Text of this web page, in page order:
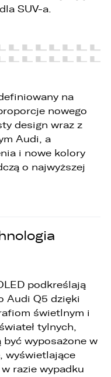
SUV-a.
na
nowego
design wraz z
Audi, a
i nowe kolory
o najwyższej
podkreślają
Audi Q5 dzięki
świetlnym i
tylnych,
wyposażone w
wyświetlające
razie wypadku
się
zastąpić
ofertę.